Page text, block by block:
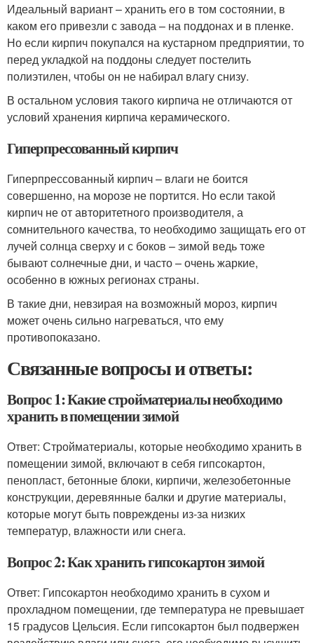
Идеальный вариант – хранить его в том состоянии, в
каком его привезли с завода – на поддонах и в пленке.
Но если кирпич покупался на кустарном предприятии, то
перед укладкой на поддоны следует постелить
полиэтилен, чтобы он не набирал влагу снизу.
В остальном условия такого кирпича не отличаются от
условий хранения кирпича керамического.
Гиперпрессованный кирпич
Гиперпрессованный кирпич – влаги не боится
совершенно, на морозе не портится. Но если такой
кирпич не от авторитетного производителя, а
сомнительного качества, то необходимо защищать его от
лучей солнца сверху и с боков – зимой ведь тоже
бывают солнечные дни, и часто – очень жаркие,
особенно в южных регионах страны.
В такие дни, невзирая на возможный мороз, кирпич
может очень сильно нагреваться, что ему
противопоказано.
Связанные вопросы и ответы:
Вопрос 1: Какие стройматериалы необходимо
хранить в помещении зимой
Ответ: Стройматериалы, которые необходимо хранить в
помещении зимой, включают в себя гипсокартон,
пенопласт, бетонные блоки, кирпичи, железобетонные
конструкции, деревянные балки и другие материалы,
которые могут быть повреждены из-за низких
температур, влажности или снега.
Вопрос 2: Как хранить гипсокартон зимой
Ответ: Гипсокартон необходимо хранить в сухом и
прохладном помещении, где температура не превышает
15 градусов Цельсия. Если гипсокартон был подвержен